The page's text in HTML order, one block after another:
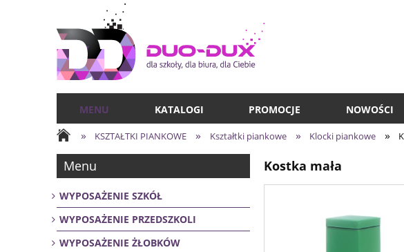
MENU KATALOGI PROMOCJE NOWOŚCI
» KSZTAŁTKI PIANKOWE » Kształtki piankowe » Klocki piankowe »
Menu
WYPOSAŻENIE SZKÓŁ
WYPOSAŻENIE PRZEDSZKOLI
WYPOSAŻENIE ŻŁOBKÓW
Kostka mała